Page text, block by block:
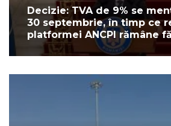
Decizie: TVA de 9% se
30 septembrie, în timp ce
platformei ANCPI rămâne